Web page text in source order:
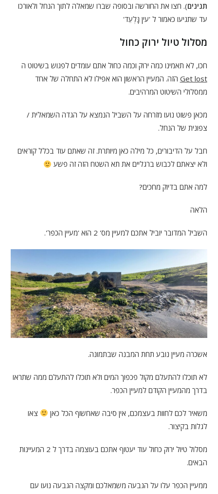
תנינים). חצו את החורשה ובסופה שברו שמאלה לתוך הנחל ולאורכו
עד שתגיעו כאמור ל 'עין גָּלְעֵד'
מסלול טיול ירוק כחול
חכו, לא תאמינו כמה ירוק וכמה כחול אתם עומדים לפגוש בשיטוט ה
Get lost הזה. המעיין הראשון הוא אפילו לא התחלה של אחד
ממסלולי השיטוט המרהיבים.
מכאן פשוט נועו מזרחה על השביל הנמצא על הגדה השמאלית /
צפונית של הנחל.
חבל על הדיבורים, כל מילה כאן מיותרת. זה שאתם עוד בכלל קוראים
ולא יצאתם לכבוש ברגליים את תא השטח הזה זה פשע
למה אתם בדיוק מחכים?
הלאה
השביל המדובר יוביל אתכם למעיין מס' 2 הוא 'מעיין הכפר'.
אשכרה מעיין נובע תחת המבנה שבתמונה.
לא תוכלו להתעלם מקול פכפוך המים ולא תוכלו להתעלם ממה שתראו
בדרך מהמעיין הקודם למעיין הכפר.
משאיר לכם לחוות בעצמכם, אין סיבה שאחשוף הכל כאן
צאו
לגלות בקיצור.
מסלול טיול ירוק כחול עוד יעטוף אתכם בעוצמה בדרך ל 2 המעיינות
הבאים.
ממעיין הכפר עלו על הגבעה משמאלכם ומקצה הגבעה נועו עם